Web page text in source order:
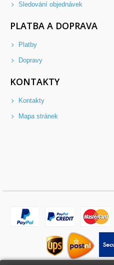
Sledování objednávek
PLATBA A DOPRAVA
Platby
Dopravy
KONTAKTY
Kontakty
Mapa stránek